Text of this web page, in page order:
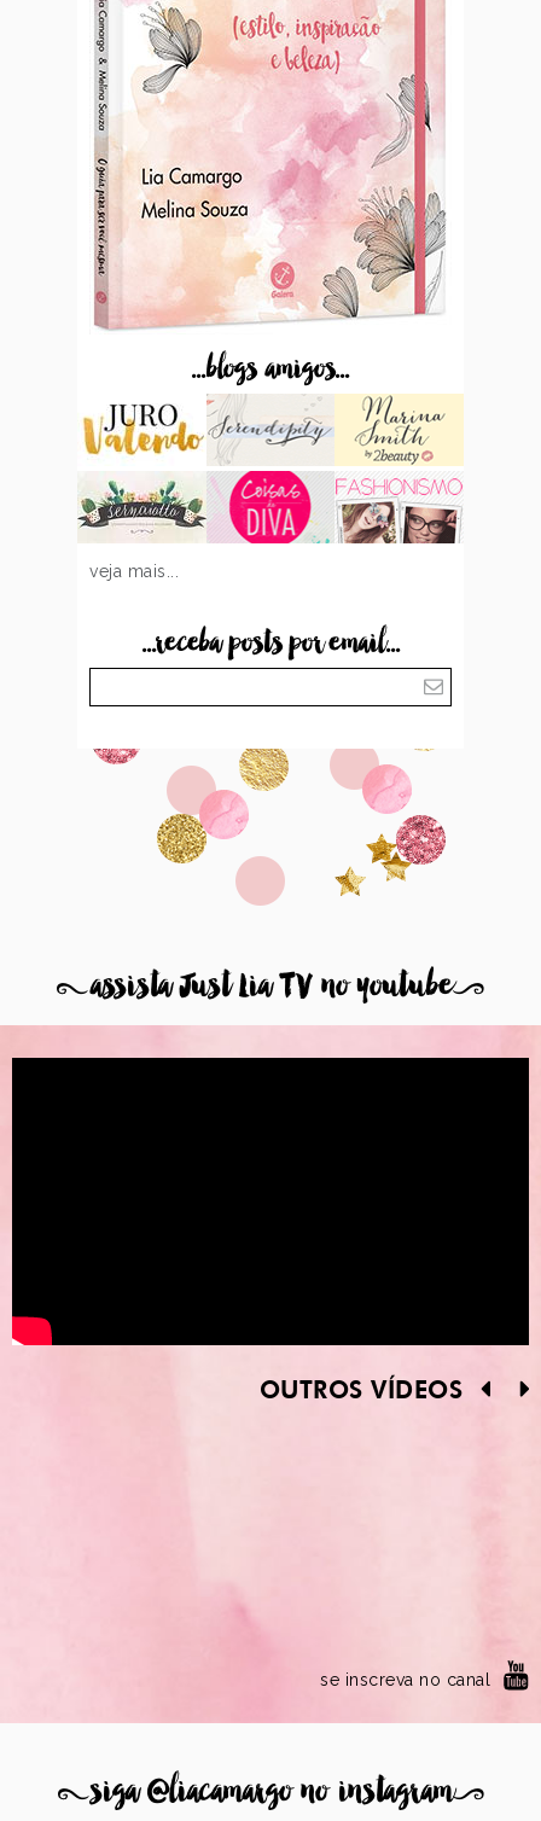
...blogs amigos...
veja mais...
...receba posts por email...
8assista Just Lia TV no youtube9
OUTROS VÍDEOS
se inscreva no canal
8siga @liacamargo no instagram9